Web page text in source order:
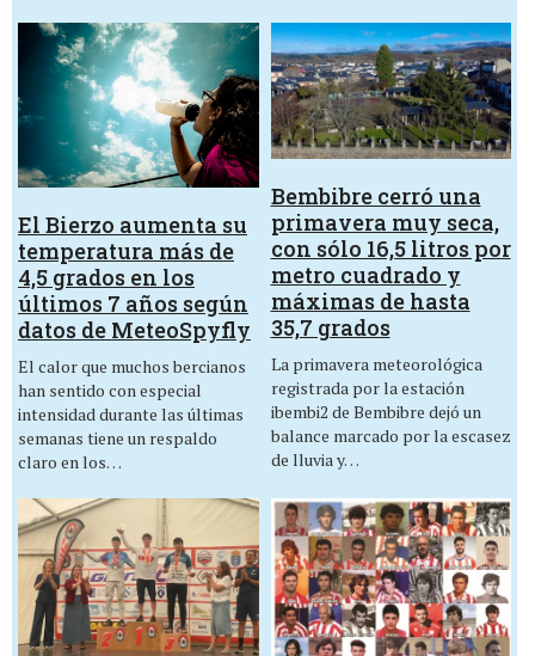
El Bierzo aumenta su
temperatura más de
4,5 grados en los
últimos 7 años según
datos de MeteoSpyfly
El calor que muchos bercianos
han sentido con especial
intensidad durante las últimas
semanas tiene un respaldo
claro en los…
Bembibre cerró una
primavera muy seca,
con sólo 16,5 litros por
metro cuadrado y
máximas de hasta
35,7 grados
La primavera meteorológica
registrada por la estación
ibembi2 de Bembibre dejó un
balance marcado por la escasez
de lluvia y…